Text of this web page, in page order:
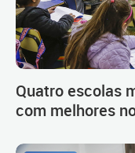
Quatro escolas
com melhores